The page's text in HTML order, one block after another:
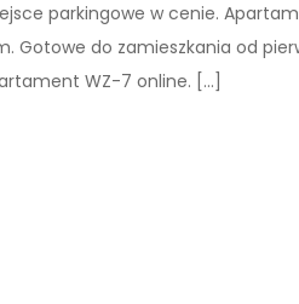
parkingowe w cenie.
Gotowe do zamieszkania od
WZ-7 online. […]